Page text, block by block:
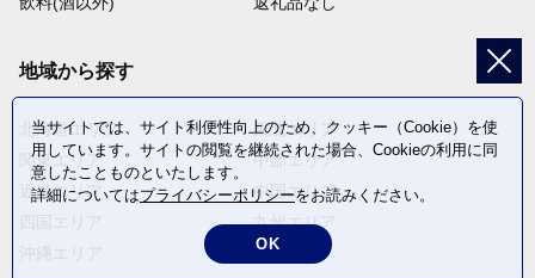
地域から探す
北海道エリア
関東エリア
近畿エリア
東北エリア
中部エリア
中国エリア
九州エリア
当サイトでは、サイト利便性向上のため、クッキー（Cookie）を使
用しています。サイトの閲覧を継続された場合、Cookieの利用に同
意したことものといたします。
詳細についてはプライバシーポリシーをお読みください。
OK